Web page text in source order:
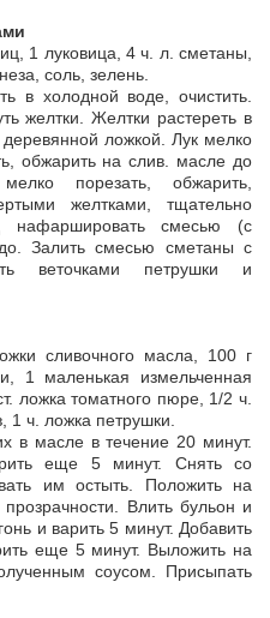
1 луковица, 4 ч. л. сметаны,
соль, зелень.
в холодной воде, очистить.
желтки. Желтки растереть в
ложкой. Лук мелко
обжарить на слив. масле до
порезать, обжарить,
желтками, тщательно
нафаршировать смесью (с
Залить смесью сметаны с
веточками петрушки и
сливочного масла, 100 г
1 маленькая измельченная
ложка томатного пюре, 1/2 ч.
1 ч. ложка петрушки.
в масле в течение 20 минут.
еще 5 минут. Снять со
им остыть. Положить на
Влить бульон и
и варить 5 минут. Добавить
еще 5 минут. Выложить на
соусом. Присыпать